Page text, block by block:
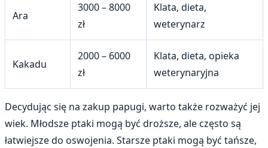
Ara
3000 – 8000
zł
Klata, dieta,
weterynarz
Kakadu
2000 – 6000
zł
Klata, dieta, opieka
weterynaryjna
Decydując się na zakup papugi, warto także rozważyć jej
wiek. Młodsze ptaki mogą być droższe, ale często są
łatwiejsze do oswojenia. Starsze ptaki mogą być tańsze,